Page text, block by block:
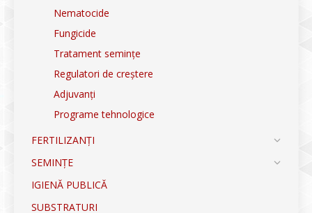
Nematocide
Fungicide
Tratament semințe
Regulatori de creștere
Adjuvanți
Programe tehnologice
FERTILIZANȚI
SEMINȚE
IGIENĂ PUBLICĂ
SUBSTRATURI